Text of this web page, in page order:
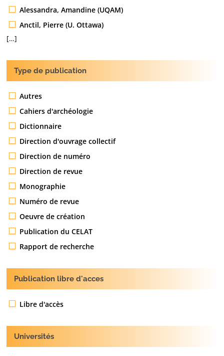
Alessandra, Amandine (UQAM)
Anctil, Pierre (U. Ottawa)
[…]
Type de publication
Autres
Cahiers d'archéologie
Dictionnaire
Direction d'ouvrage collectif
Direction de numéro
Direction de revue
Monographie
Numéro de revue
Oeuvre de création
Publication du CELAT
Rapport de recherche
Publication libre d'acces
Libre d'accès
Universités